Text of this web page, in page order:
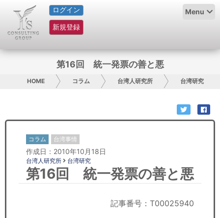
ログイン
新規登録
Menu
HOME
サービス紹介
グループ概要
日本人にPR
コンサルティング
第16回 統一発票の善と悪
HOME コラム 台湾人研究所 台湾研究
コラム 台湾事情
作成日：2010年10月18日
台湾人研究所 台湾研究
第16回 統一発票の善と悪
記事番号：T00025940